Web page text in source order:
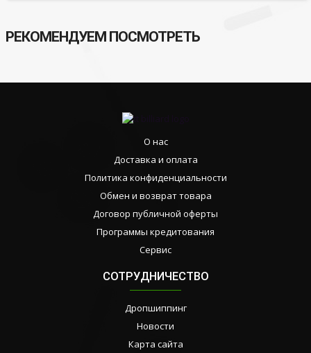
РЕКОМЕНДУЕМ ПОСМОТРЕТЬ
О нас
Доставка и оплата
Политика конфиденциальности
Обмен и возврат товара
Договор публичной оферты
Программы кредитования
Сервис
СОТРУДНИЧЕСТВО
Дропшиппинг
Новости
Карта сайта